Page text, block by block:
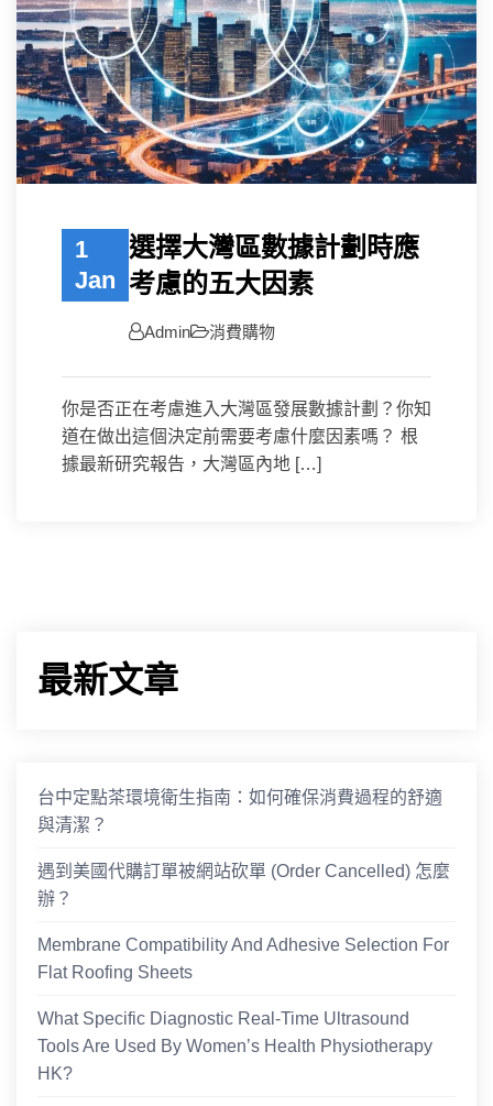
1
Jan
選擇大灣區數據計劃時應
考慮的五大因素
Admin 消費購物
你是否正在考慮進入大灣區發展數據計劃？你知
道在做出這個決定前需要考慮什麼因素嗎？ 根
據最新研究報告，大灣區內地 […]
最新文章
台中定點茶環境衛生指南：如何確保消費過程的舒適
與清潔？
遇到美國代購訂單被網站砍單 (Order Cancelled) 怎麼
辦？
Membrane Compatibility And Adhesive Selection For
Flat Roofing Sheets
What Specific Diagnostic Real-Time Ultrasound
Tools Are Used By Women’s Health Physiotherapy
HK?